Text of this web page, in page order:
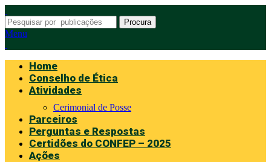
Procura
Menu
Home
Conselho de Ética
Atividades
Cerimonial de Posse
Parceiros
Perguntas e Respostas
Certidões do CONFEP – 2025
Ações